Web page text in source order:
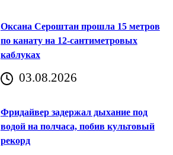
Оксана Сероштан прошла 15 метров
по канату на 12-сантиметровых
каблуках
03.08.2026
Фридайвер задержал дыхание под
водой на полчаса, побив культовый
рекорд